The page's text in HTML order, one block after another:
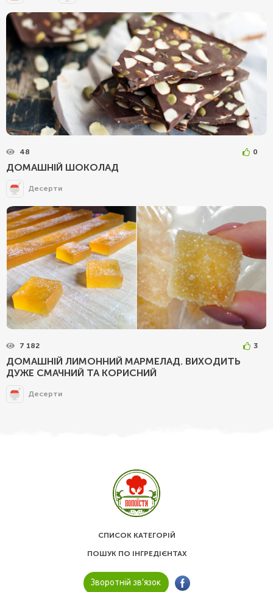
48 0
ДОМАШНІЙ ШОКОЛАД
Десерти
7 182 3
ДОМАШНІЙ ЛИМОННИЙ МАРМЕЛАД. ВИХОДИТЬ
ДУЖЕ СМАЧНИЙ ТА КОРИСНИЙ
Десерти
СПИСОК КАТЕГОРІЙ
ПОШУК ПО ІНГРЕДІЄНТАХ
Зворотній зв’язок